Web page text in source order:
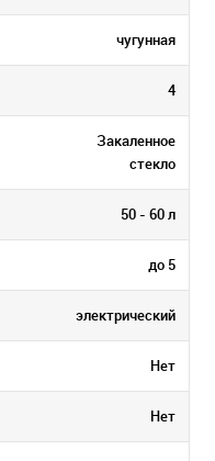
чугунная
4
Закаленное
стекло
50 - 60 л
до 5
электрический
Нет
Нет